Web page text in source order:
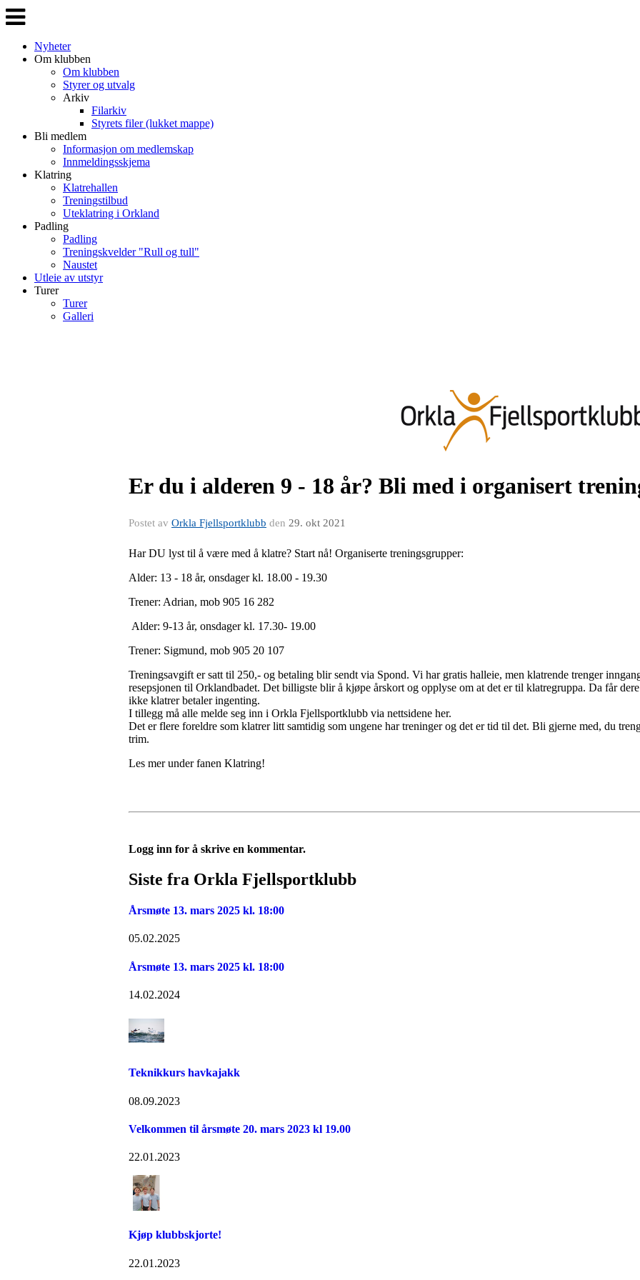
Veksle
navigasjon
Nyheter
Om klubben
Om klubben
Styrer og utvalg
Arkiv
Filarkiv
Styrets filer (lukket mappe)
Bli medlem
Informasjon om medlemskap
Innmeldingsskjema
Klatring
Klatrehallen
Treningstilbud
Uteklatring i Orkland
Padling
Padling
Treningskvelder "Rull og tull"
Naustet
Utleie av utstyr
Turer
Turer
Galleri
Er du i alderen 9 - 18 år? Bli med i organisert
Postet av Orkla Fjellsportklubb den 29. okt 2021
Har DU lyst til å være med å klatre? Start nå! Organiserte treningsgrupper:
Alder: 13 - 18 år, onsdager kl. 18.00 - 19.30
Trener: Adrian, mob 905 16 282
Alder: 9-13 år, onsdager kl. 17.30- 19.00
Trener: Sigmund, mob 905 20 107
Treningsavgift er satt til 250,- og betaling blir sendt via Spond. Vi har gratis halleie, men klatrende trenger
resepsjonen til Orklandbadet. Det billigste blir å kjøpe årskort og opplyse om at det er til klatregruppa. Da får
ikke klatrer betaler ingenting.
I tillegg må alle melde seg inn i Orkla Fjellsportklubb via nettsidene her.
Det er flere foreldre som klatrer litt samtidig som ungene har treninger og det er tid til det. Bli gjerne med, du
trim.
Les mer under fanen Klatring!
Logg inn for å skrive en kommentar.
Siste fra Orkla Fjellsportklubb
Årsmøte 13. mars 2025 kl. 18:00
05.02.2025
Årsmøte 13. mars 2025 kl. 18:00
14.02.2024
Teknikkurs havkajakk
08.09.2023
Velkommen til årsmøte 20. mars 2023 kl 19.00
22.01.2023
Kjøp klubbskjorte!
22.01.2023